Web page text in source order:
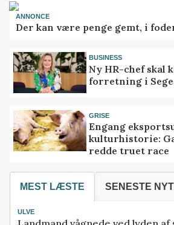
ANNONCE
Der kan være penge gemt, i
BUSINESS
Ny HR-chef skal
forretning i
GRISE
Engang
kulturhistorie:
redde truet race
MEST LÆSTE SENESTE NYT
ULVE